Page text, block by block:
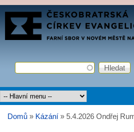
Přejít k hlavnímu
FARNÍ
SBOR
Vyhledávání
Hledat
Hlavní menu
Domů » Kázání » 5.4.2026 Ondřej